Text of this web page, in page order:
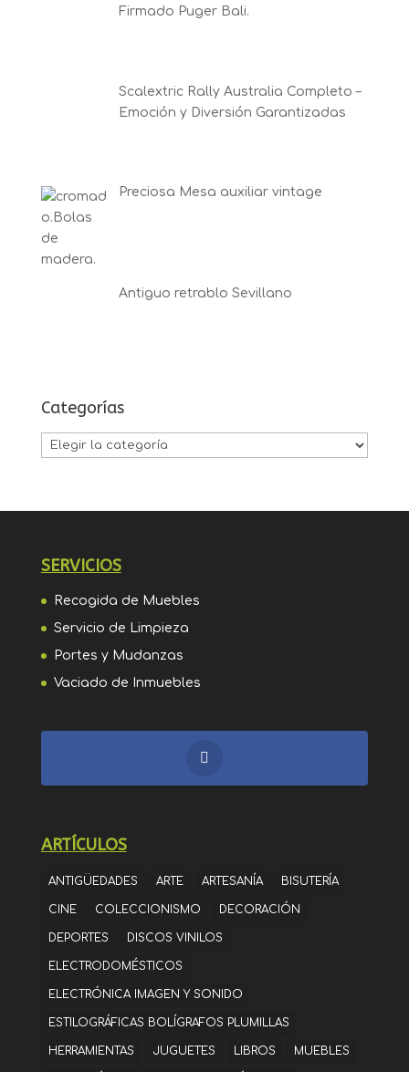
Firmado Puger Bali.
Scalextric Rally Australia Completo –
Emoción y Diversión Garantizadas
Preciosa Mesa auxiliar vintage
Antiguo retrablo Sevillano
Categorías
Categorías
SERVICIOS
Recogida de Muebles
Servicio de Limpieza
Portes y Mudanzas
Vaciado de Inmuebles
ARTÍCULOS
ANTIGÜEDADES ARTE ARTESANÍA BISUTERÍA
CINE COLECCIONISMO DECORACIÓN
DEPORTES DISCOS VINILOS
ELECTRODOMÉSTICOS
ELECTRÓNICA IMAGEN Y SONIDO
ESTILOGRÁFICAS BOLÍGRAFOS PLUMILLAS
HERRAMIENTAS JUGUETES LIBROS MUEBLES